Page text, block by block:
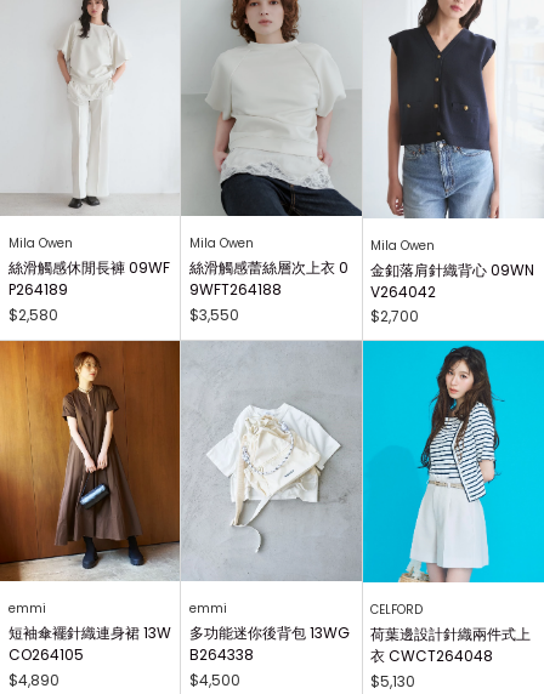
Mila Owen
絲滑觸感休閒長褲 09WF
P264189
$2,580
Mila Owen
絲滑觸感蕾絲層次上衣 0
9WFT264188
$3,550
Mila Owen
金釦落肩針織背心 09WN
V264042
$2,700
emmi
短袖傘襬針織連身裙 13W
CO264105
$4,890
emmi
多功能迷你後背包 13WG
B264338
$4,500
CELFORD
荷葉邊設計針織兩件式上
衣 CWCT264048
$5,130